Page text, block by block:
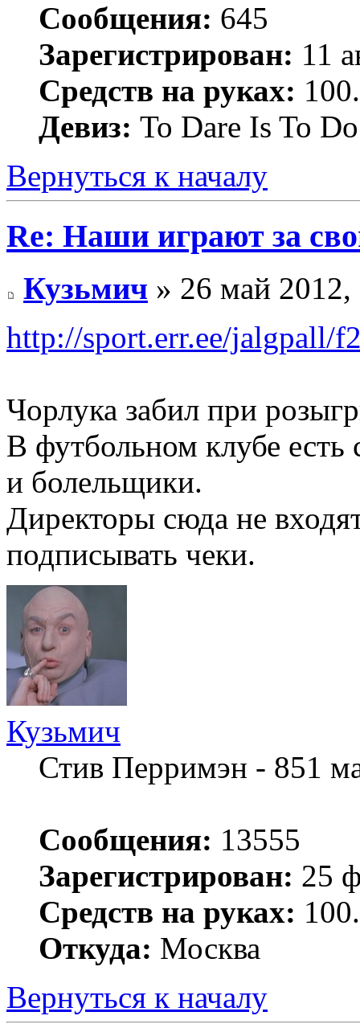
Сообщения: 645
Зарегистрирован: 11
Средств на руках:
Девиз: To Dare Is To Do
Вернуться к началу
Re: Наши играют за
Кузьмич » 26 май 2012,
http://sport.err.ee/jalgpall/
Чорлука забил при
В футбольном клубе есть
и болельщики.
Директоры сюда не
подписывать чеки.
Кузьмич
Стив Перримэн - 851
Сообщения: 13555
Зарегистрирован: 25
Средств на руках:
Откуда: Москва
Вернуться к началу